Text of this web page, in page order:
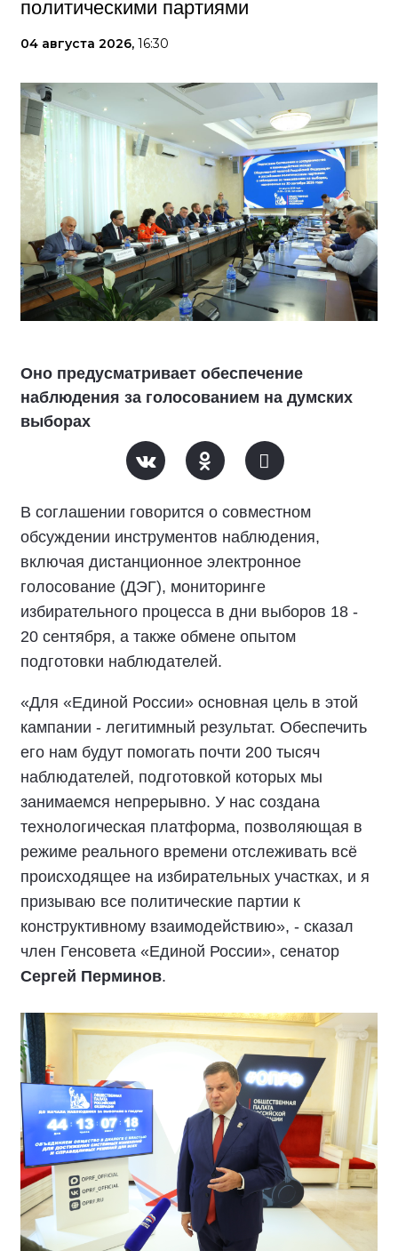
политическими партиями
04 августа 2026, 16:30
Оно предусматривает обеспечение
наблюдения за голосованием на думских
выборах
В соглашении говорится о совместном
обсуждении инструментов наблюдения,
включая дистанционное электронное
голосование (ДЭГ), мониторинге
избирательного процесса в дни выборов 18 -
20 сентября, а также обмене опытом
подготовки наблюдателей.
«Для «Единой России» основная цель в этой
кампании - легитимный результат. Обеспечить
его нам будут помогать почти 200 тысяч
наблюдателей, подготовкой которых мы
занимаемся непрерывно. У нас создана
технологическая платформа, позволяющая в
режиме реального времени отслеживать всё
происходящее на избирательных участках, и я
призываю все политические партии к
конструктивному взаимодействию», - сказал
член Генсовета «Единой России», сенатор
Сергей Перминов.